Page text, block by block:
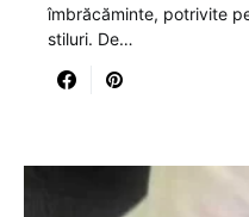
îmbrăcăminte, potrivite
stiluri. De…